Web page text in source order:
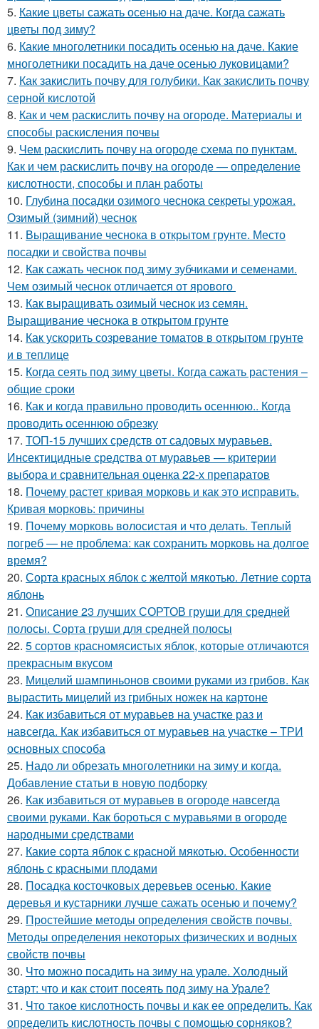
5. Какие цветы сажать осенью на даче. Когда сажать
цветы под зиму?
6. Какие многолетники посадить осенью на даче. Какие
многолетники посадить на даче осенью луковицами?
7. Как закислить почву для голубики. Как закислить почву
серной кислотой
8. Как и чем раскислить почву на огороде. Материалы и
способы раскисления почвы
9. Чем раскислить почву на огороде схема по пунктам.
Как и чем раскислить почву на огороде — определение
кислотности, способы и план работы
10. Глубина посадки озимого чеснока секреты урожая.
Озимый (зимний) чеснок
11. Выращивание чеснока в открытом грунте. Место
посадки и свойства почвы
12. Как сажать чеснок под зиму зубчиками и семенами.
Чем озимый чеснок отличается от ярового
13. Как выращивать озимый чеснок из семян.
Выращивание чеснока в открытом грунте
14. Как ускорить созревание томатов в открытом грунте
и в теплице
15. Когда сеять под зиму цветы. Когда сажать растения –
общие сроки
16. Как и когда правильно проводить осеннюю.. Когда
проводить осеннюю обрезку
17. ТОП-15 лучших средств от садовых муравьев.
Инсектицидные средства от муравьев — критерии
выбора и сравнительная оценка 22-х препаратов
18. Почему растет кривая морковь и как это исправить.
Кривая морковь: причины
19. Почему морковь волосистая и что делать. Теплый
погреб — не проблема: как сохранить морковь на долгое
время?
20. Сорта красных яблок с желтой мякотью. Летние сорта
яблонь
21. Описание 23 лучших СОРТОВ груши для средней
полосы. Сорта груши для средней полосы
22. 5 сортов красномясистых яблок, которые отличаются
прекрасным вкусом
23. Мицелий шампиньонов своими руками из грибов. Как
вырастить мицелий из грибных ножек на картоне
24. Как избавиться от муравьев на участке раз и
навсегда. Как избавиться от муравьев на участке – ТРИ
основных способа
25. Надо ли обрезать многолетники на зиму и когда.
Добавление статьи в новую подборку
26. Как избавиться от муравьев в огороде навсегда
своими руками. Как бороться с муравьями в огороде
народными средствами
27. Какие сорта яблок с красной мякотью. Особенности
яблонь с красными плодами
28. Посадка косточковых деревьев осенью. Какие
деревья и кустарники лучше сажать осенью и почему?
29. Простейшие методы определения свойств почвы.
Методы определения некоторых физических и водных
свойств почвы
30. Что можно посадить на зиму на урале. Холодный
старт: что и как стоит посеять под зиму на Урале?
31. Что такое кислотность почвы и как ее определить. Как
определить кислотность почвы с помощью сорняков?